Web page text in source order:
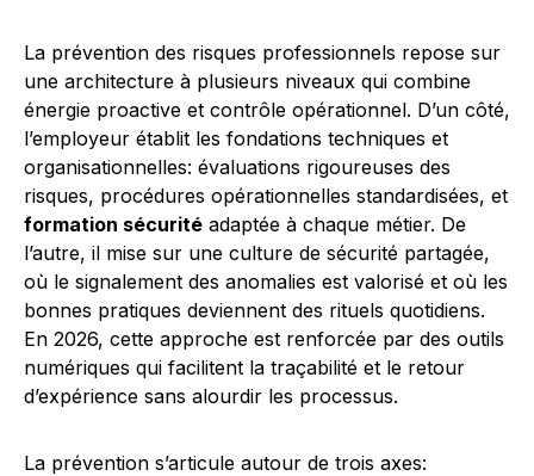
La prévention des risques professionnels repose sur
une architecture à plusieurs niveaux qui combine
énergie proactive et contrôle opérationnel. D’un côté,
l’employeur établit les fondations techniques et
organisationnelles: évaluations rigoureuses des
risques, procédures opérationnelles standardisées, et
formation sécurité adaptée à chaque métier. De
l’autre, il mise sur une culture de sécurité partagée,
où le signalement des anomalies est valorisé et où les
bonnes pratiques deviennent des rituels quotidiens.
En 2026, cette approche est renforcée par des outils
numériques qui facilitent la traçabilité et le retour
d’expérience sans alourdir les processus.
La prévention s’articule autour de trois axes: